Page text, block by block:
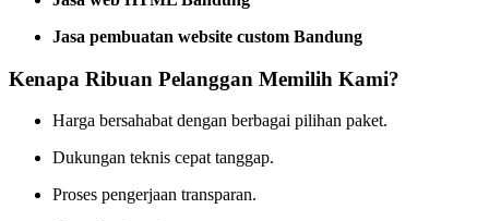
Jasa pembuatan website custom Bandung
Kenapa Ribuan Pelanggan Memilih Kami?
Harga bersahabat dengan berbagai pilihan paket.
Dukungan teknis cepat tanggap.
Proses pengerjaan transparan.